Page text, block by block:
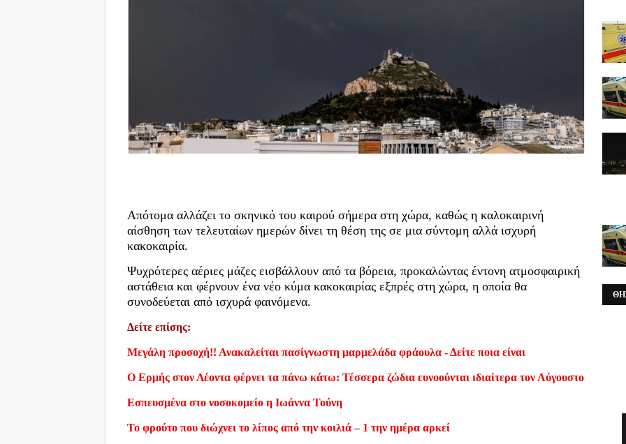
Απότομα αλλάζει το σκηνικό του καιρού σήμερα στη χώρα, καθώς η καλοκαιρινή
αίσθηση των τελευταίων ημερών δίνει τη θέση της σε μια σύντομη αλλά ισχυρή
κακοκαιρία.
Ψυχρότερες αέριες μάζες εισβάλλουν από τα βόρεια, προκαλώντας έντονη ατμοσφαιρική
αστάθεια και φέρνουν ένα νέο κύμα κακοκαιρίας εξπρές στη χώρα, η οποία θα
συνοδεύεται από ισχυρά φαινόμενα.
Δείτε επίσης:
Μεγάλη προσοχή!! Ανακαλείται πασίγνωστη μαρμελάδα φράουλα - Δείτε ποια είναι
Ο Ερμής στον Λέοντα φέρνει τα πάνω κάτω: Τέσσερα ζώδια ευνοούνται ιδιαίτερα τον Αύγουστο
Εσπευσμένα στο νοσοκομείο η Ιωάννα Τούνη
Το φρούτο που διώχνει το λίπος από την κοιλιά – 1 την ημέρα αρκεί